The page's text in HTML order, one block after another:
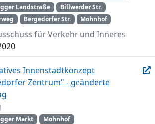
Landstraße
Billwerder Str.
Bergedorfer Str. Mohnhof
für Verkehr und Inneres
Innenstadtkonzept
Zentrum" - geänderte
Markt
Mohnhof